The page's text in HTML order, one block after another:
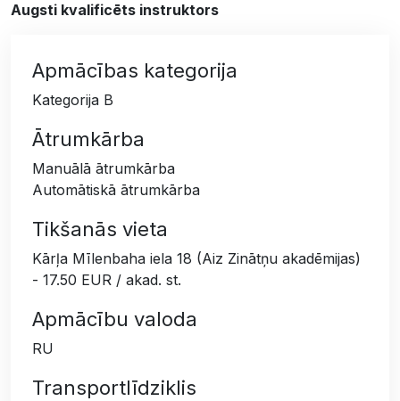
Augsti kvalificēts instruktors
Apmācības kategorija
Kategorija B
Ātrumkārba
Manuālā ātrumkārba
Automātiskā ātrumkārba
Tikšanās vieta
Kārļa Mīlenbaha iela 18 (Aiz Zinātņu akadēmijas)
- 17.50 EUR / akad. st.
Apmācību valoda
RU
Transportlīdziklis